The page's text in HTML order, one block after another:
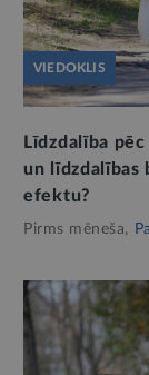
VIEDOKLIS
Līdzdalība
un līdzdalības
efektu?
Pirms mēneša,